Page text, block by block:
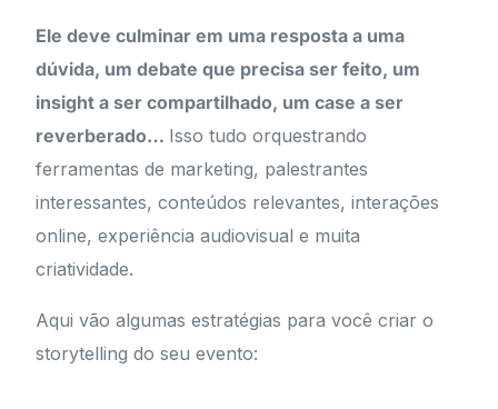
Ele deve culminar em uma resposta a uma
dúvida, um debate que precisa ser feito, um
insight a ser compartilhado, um case a ser
reverberado… Isso tudo orquestrando
ferramentas de marketing, palestrantes
interessantes, conteúdos relevantes, interações
online, experiência audiovisual e muita
criatividade.
Aqui vão algumas estratégias para você criar o
storytelling do seu evento: